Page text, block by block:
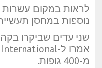
לראות במקום עשרות
נוספות במחסן
שני עדים שביקרו
מ-400 גופות.